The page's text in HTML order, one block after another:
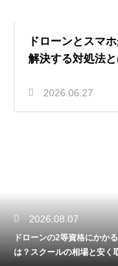
ドローンとスマ
解決する対処法と
2026.06.27
2026.08.07
ドローンの2等資格にかか
は？スクールの相場と安く